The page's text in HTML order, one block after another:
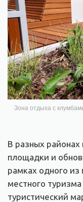
Зона отдыха с
В разных районах
площадки и
рамках одного из
местного
туристический